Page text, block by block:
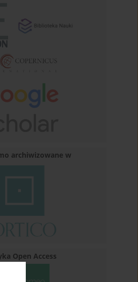
archiwizowane w
Open Access